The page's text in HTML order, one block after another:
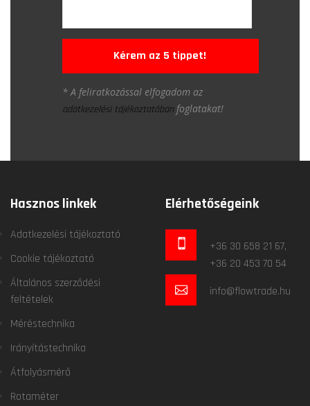
Kérem az 5 tippet!
* A feliratkozással elfogadom az
adatkezelési tájékoztatóbanfoglatakat!
Hasznos linkek
Adatkezelési tájékoztató
Cookie tájékoztató
Általános szerződési
feltételek
Méréstechnika
Irányítástechnika
Átfolyásmérő
Rotaméter
Elérhetőségeink
+36 30 658 21 67,
+36 20 453 70 54
info@flowtrade.hu